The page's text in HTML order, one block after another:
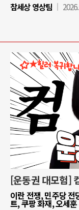
참세상 영상팀
[운동권 대모험]
이란 전쟁, 민주당
트, 쿠팡 화재, 오세훈